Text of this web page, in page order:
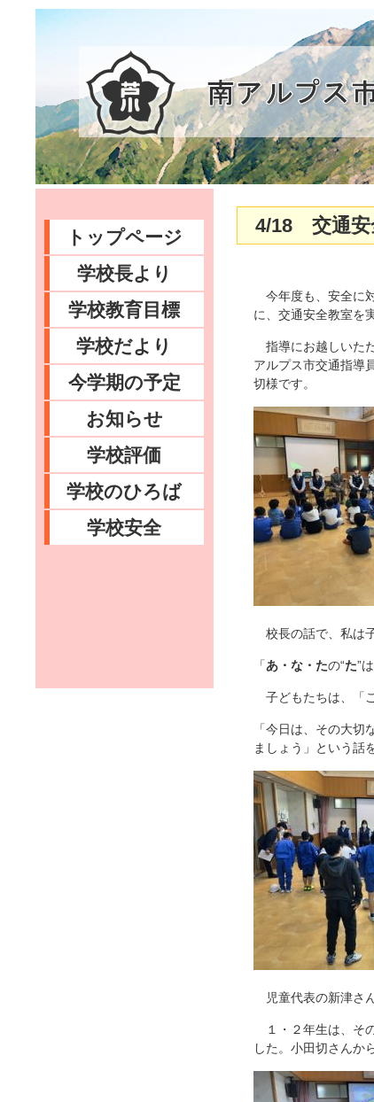
トップページ
学校長より
学校教育目標
学校だより
今学期の予定
お知らせ
学校評価
学校のひろば
学校安全
4/18 交通安
今年度も、安全に
に、交通安全教室を
指導にお越しいた
アルプス市交通指導
切様です。
校長の話で、私は
「あ・な・たの“た”
子どもたちは、「
「今日は、その大
ましょう」という話
児童代表の新津さ
１・２年生は、そ
した。小田切さんか